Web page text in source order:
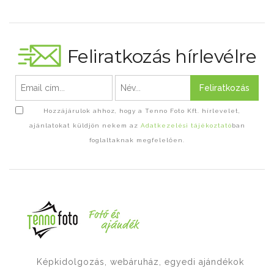
Feliratkozás hírlevélre
Feliratkozás
Hozzájárulok ahhoz, hogy a Tenno Foto Kft. hírlevelet,
ajánlatokat küldjön nekem az Adatkezelési tájékoztatóban
foglaltaknak megfelelően.
Képkidolgozás, webáruház, egyedi ajándékok